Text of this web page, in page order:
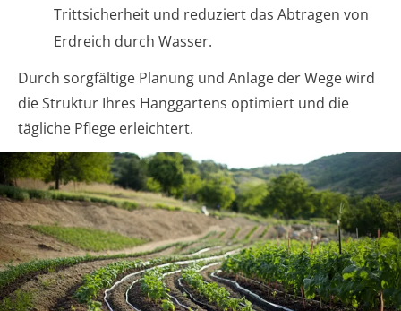
Trittsicherheit und reduziert das Abtragen von
Erdreich durch Wasser.
Durch sorgfältige Planung und Anlage der Wege wird
die Struktur Ihres Hanggartens optimiert und die
tägliche Pflege erleichtert.